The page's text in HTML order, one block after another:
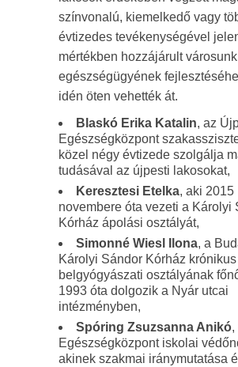
színvonalú, kiemelkedő vagy
évtizedes tevékenységével
mértékben hozzájárult városunk
egészségügyének
idén öten vehették át.
Blaskó Erika Katalin, az
Egészségközpont
közel négy évtizede szolgálja
tudásával az újpesti lakosokat,
Keresztesi Etelka, aki 2015
novembere óta vezeti a Károlyi
Kórház ápolási osztályát,
Simonné Wiesl Ilona, a
Károlyi Sándor Kórház krónikus
belgyógyászati osztályának
1993 óta dolgozik a Nyár utcai
intézményben,
Spóring Zsuzsanna Anikó,
Egészségközpont iskolai
akinek szakmai iránymutatása